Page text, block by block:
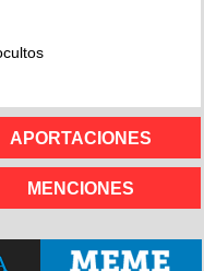
APORTACIONES
MENCIONES